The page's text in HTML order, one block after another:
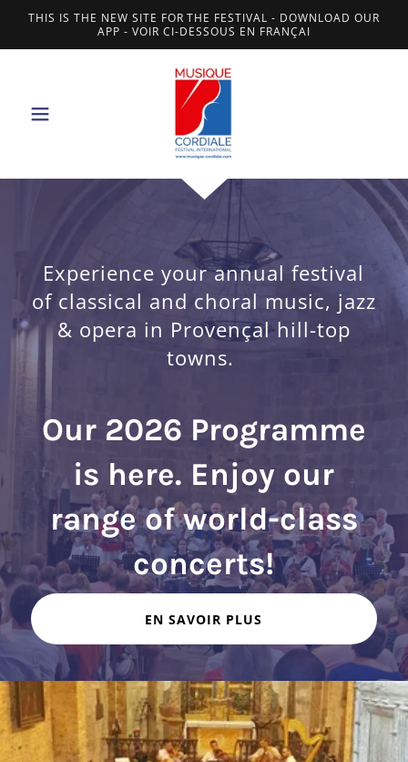
THIS IS THE NEW SITE FOR THE FESTIVAL - DOWNLOAD OUR
APP - VOIR CI-DESSOUS EN FRANÇAI
Experience your annual festival
of classical and choral music, jazz
& opera in Provençal hill-top
towns.
Our 2026 Programme
is here. Enjoy our
range of world-class
concerts!
EN SAVOIR PLUS